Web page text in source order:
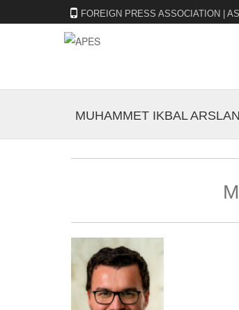
FOREIGN PRESS ASSOCIATION |
MUHAMMET IKBAL ARSLAN